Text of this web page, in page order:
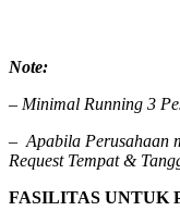
Note:
– Minimal Running 3
– Apabila Perusahaan
Request Tempat &
FASILITAS UNTUK